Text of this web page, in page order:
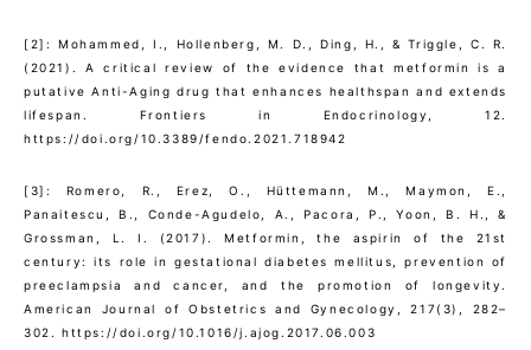
[2]: Mohammed, I., Hollenberg, M. D., Ding, H., & Triggle, C. R.
(2021). A critical review of the evidence that metformin is a
putative Anti-Aging drug that enhances healthspan and extends
lifespan. Frontiers in Endocrinology, 12.
https://doi.org/10.3389/fendo.2021.718942
[3]: Romero, R., Erez, O., Hüttemann, M., Maymon, E.,
Panaitescu, B., Conde-Agudelo, A., Pacora, P., Yoon, B. H., &
Grossman, L. I. (2017). Metformin, the aspirin of the 21st
century: its role in gestational diabetes mellitus, prevention of
preeclampsia and cancer, and the promotion of longevity.
American Journal of Obstetrics and Gynecology, 217(3), 282–
302. https://doi.org/10.1016/j.ajog.2017.06.003